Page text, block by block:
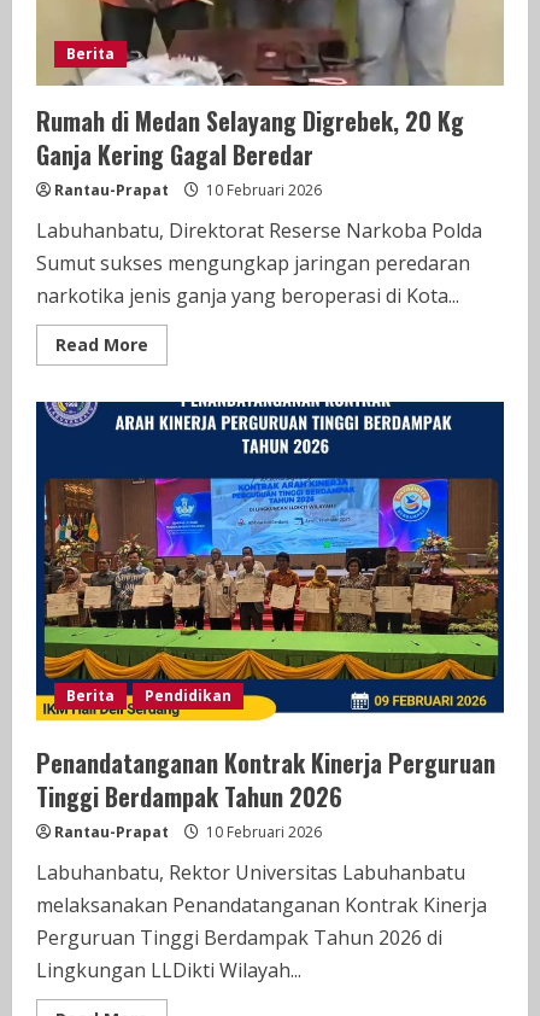
Berita
Rumah di Medan Selayang Digrebek, 20 Kg
Ganja Kering Gagal Beredar
Rantau-Prapat 10 Februari 2026
Labuhanbatu, Direktorat Reserse Narkoba Polda
Sumut sukses mengungkap jaringan peredaran
narkotika jenis ganja yang beroperasi di Kota...
Read More
more
di
Medan
20
Kg
Ganja
Kering
Gagal
Beredar
Berita Pendidikan
Penandatanganan Kontrak Kinerja Perguruan
Tinggi Berdampak Tahun 2026
Rantau-Prapat 10 Februari 2026
Labuhanbatu, Rektor Universitas Labuhanbatu
melaksanakan Penandatanganan Kontrak Kinerja
Perguruan Tinggi Berdampak Tahun 2026 di
Lingkungan LLDikti Wilayah...